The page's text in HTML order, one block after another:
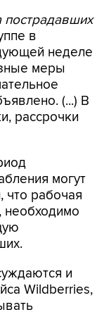
в
неделе
меры
(...) В
рассрочки
могут
что рабочая
необходимо
и
Wildberries,